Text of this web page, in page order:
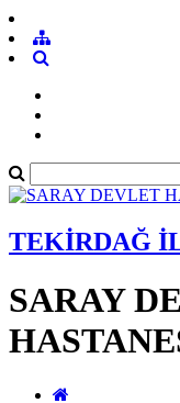
TEKİRDAĞ
SARAY